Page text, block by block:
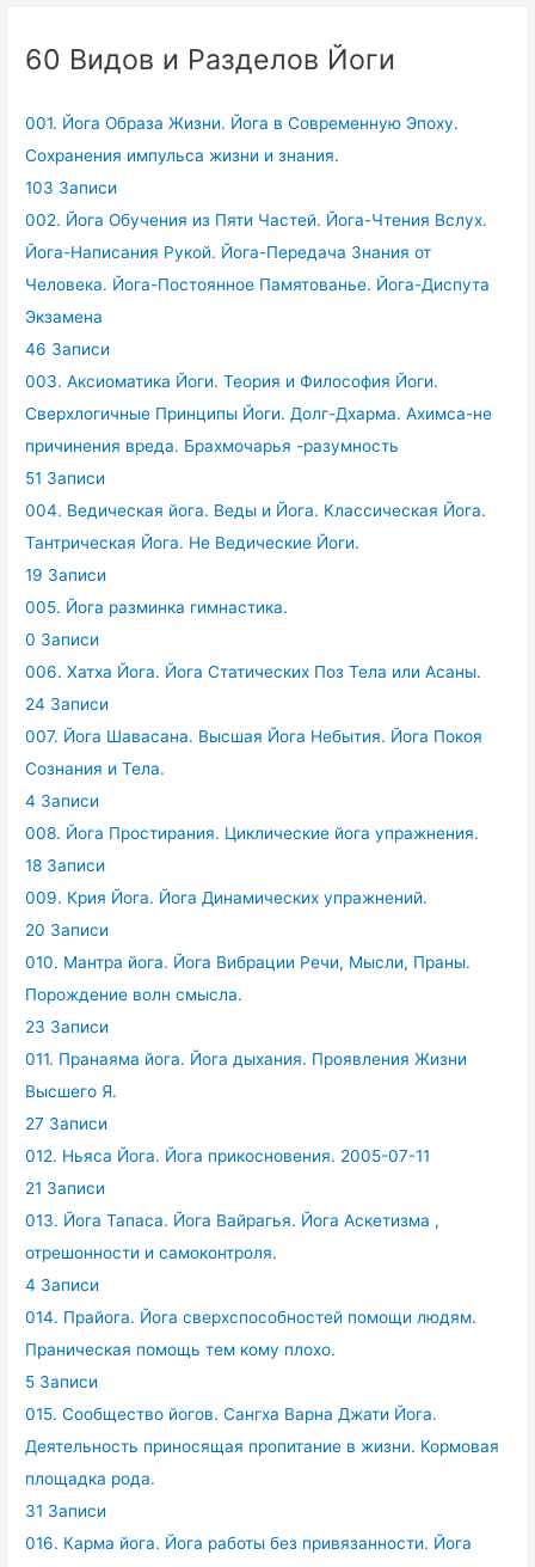
60 Видов и Разделов Йоги
001. Йога Образа Жизни. Йога в Современную Эпоху.
Сохранения импульса жизни и знания.
103 Записи
002. Йога Обучения из Пяти Частей. Йога-Чтения Вслух.
Йога-Написания Рукой. Йога-Передача Знания от
Человека. Йога-Постоянное Памятованье. Йога-Диспута
Экзамена
46 Записи
003. Аксиоматика Йоги. Теория и Философия Йоги.
Сверхлогичные Принципы Йоги. Долг-Дхарма. Ахимса-не
причинения вреда. Брахмочарья -разумность
51 Записи
004. Ведическая йога. Веды и Йога. Классическая Йога.
Тантрическая Йога. Не Ведические Йоги.
19 Записи
005. Йога разминка гимнастика.
0 Записи
006. Хатха Йога. Йога Статических Поз Тела или Асаны.
24 Записи
007. Йога Шавасана. Высшая Йога Небытия. Йога Покоя
Сознания и Тела.
4 Записи
008. Йога Простирания. Циклические йога упражнения.
18 Записи
009. Крия Йога. Йога Динамических упражнений.
20 Записи
010. Мантра йога. Йога Вибрации Речи, Мысли, Праны.
Порождение волн смысла.
23 Записи
011. Пранаяма йога. Йога дыхания. Проявления Жизни
Высшего Я.
27 Записи
012. Ньяса Йога. Йога прикосновения. 2005-07-11
21 Записи
013. Йога Тапаса. Йога Вайрагья. Йога Аскетизма ,
отрешонности и самоконтроля.
4 Записи
014. Прайога. Йога сверхспособностей помощи людям.
Праническая помощь тем кому плохо.
5 Записи
015. Сообщество йогов. Сангха Варна Джати Йога.
Деятельность приносящая пропитание в жизни. Кормовая
площадка рода.
31 Записи
016. Карма йога. Йога работы без привязанности. Йога